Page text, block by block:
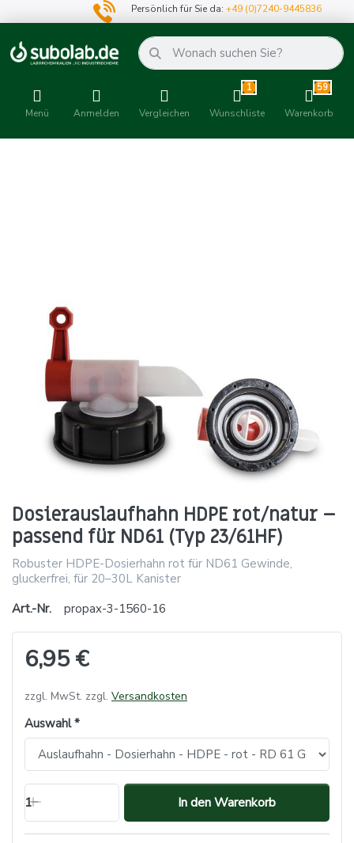
Persönlich für Sie da:+49 (0)7240-9445836
Menü Anmelden Vergleichen
1
Wunschliste
59
Warenkorb
Dosierauslaufhahn HDPE rot/natur –
passend für ND61 (Typ 23/61HF)
Robuster HDPE-Dosierhahn rot für ND61 Gewinde,
gluckerfrei, für 20–30L Kanister
Art.-Nr.
propax-3-1560-16
6,95 €
zzgl. MwSt. zzgl. Versandkosten
Auswahl
1 In den Warenkorb